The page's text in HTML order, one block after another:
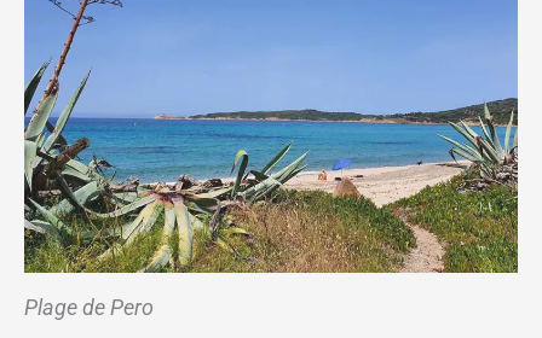
Plage de Pero